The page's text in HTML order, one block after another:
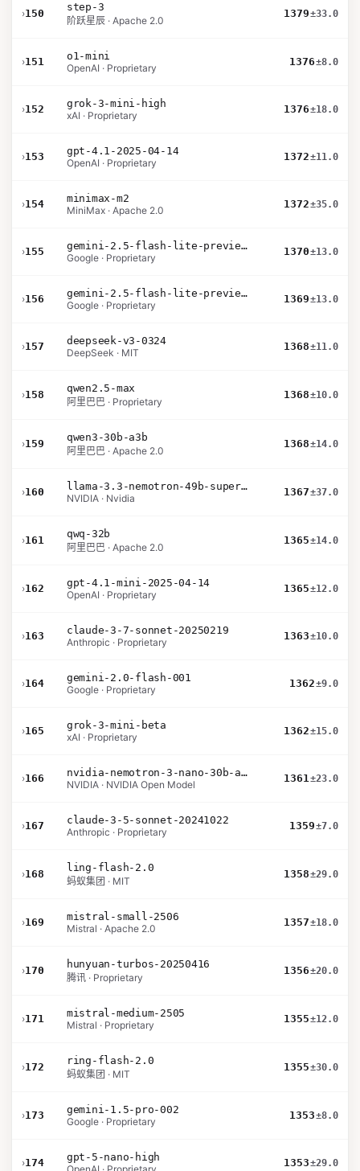
›150
step-3
阶跃星辰 · Apache 2.0
1379±33.0
›151
o1-mini
OpenAI · Proprietary
1376±8.0
›152
grok-3-mini-high
xAI · Proprietary
1376±18.0
›153
gpt-4.1-2025-04-14
OpenAI · Proprietary
1372±11.0
›154
minimax-m2
MiniMax · Apache 2.0
1372±35.0
›155
gemini-2.5-flash-lite-preview-09-2025-no-thinking
Google · Proprietary
1370±13.0
›156
gemini-2.5-flash-lite-preview-06-17-thinking
Google · Proprietary
1369±13.0
›157
deepseek-v3-0324
DeepSeek · MIT
1368±11.0
›158
qwen2.5-max
阿里巴巴 · Proprietary
1368±10.0
›159
qwen3-30b-a3b
阿里巴巴 · Apache 2.0
1368±14.0
›160
llama-3.3-nemotron-49b-super-v1
NVIDIA · Nvidia
1367±37.0
›161
qwq-32b
阿里巴巴 · Apache 2.0
1365±14.0
›162
gpt-4.1-mini-2025-04-14
OpenAI · Proprietary
1365±12.0
›163
claude-3-7-sonnet-20250219
Anthropic · Proprietary
1363±10.0
›164
gemini-2.0-flash-001
Google · Proprietary
1362±9.0
›165
grok-3-mini-beta
xAI · Proprietary
1362±15.0
›166
nvidia-nemotron-3-nano-30b-a3b-bf16
NVIDIA · NVIDIA Open Model
1361±23.0
›167
claude-3-5-sonnet-20241022
Anthropic · Proprietary
1359±7.0
›168
ling-flash-2.0
蚂蚁集团 · MIT
1358±29.0
›169
mistral-small-2506
Mistral · Apache 2.0
1357±18.0
›170
hunyuan-turbos-20250416
腾讯 · Proprietary
1356±20.0
›171
mistral-medium-2505
Mistral · Proprietary
1355±12.0
›172
ring-flash-2.0
蚂蚁集团 · MIT
1355±30.0
›173
gemini-1.5-pro-002
Google · Proprietary
1353±8.0
›174
gpt-5-nano-high
1353±29.0